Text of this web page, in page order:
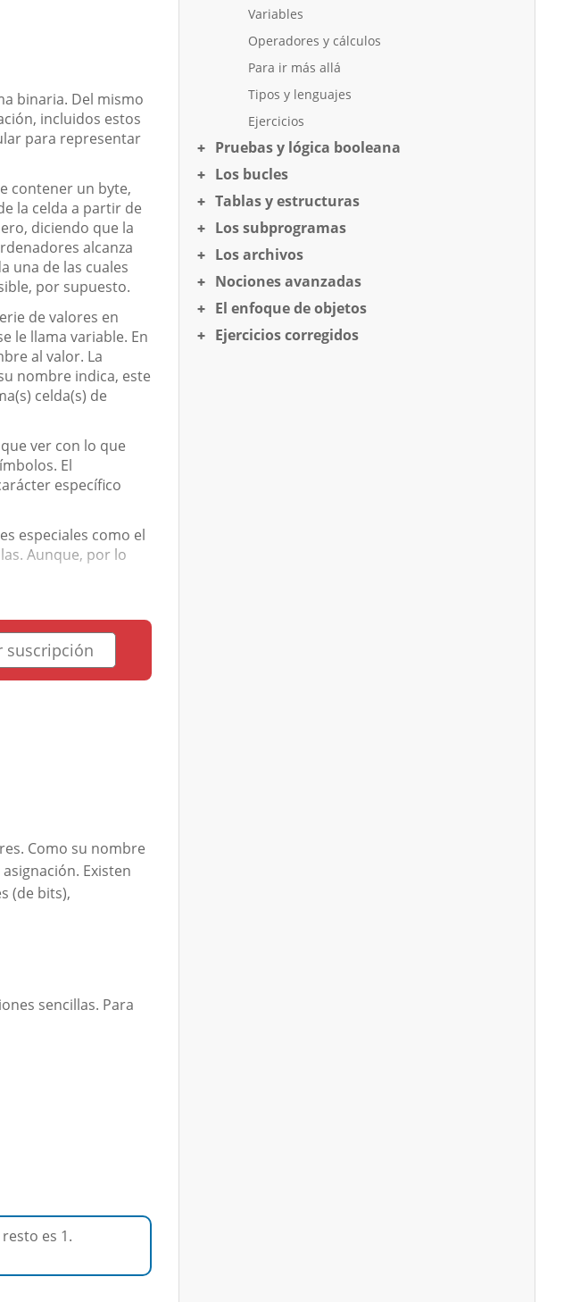
binaria. Del mismo
incluidos estos
para representar
contener un byte,
la celda a partir de
diciendo que la
alcanza
una de las cuales
por supuesto.
de valores en
le llama variable. En
al valor. La
nombre indica, este
celda(s) de
ver con lo que
El
específico
especiales como el
Aunque, por lo
suscripción
Como su nombre
Existen
(de bits),
sencillas. Para
es 1.
Variables
Operadores y cálculos
Para ir más allá
Tipos y lenguajes
Ejercicios
Pruebas y lógica booleana
Los bucles
Tablas y estructuras
Los subprogramas
Los archivos
Nociones avanzadas
El enfoque de objetos
Ejercicios corregidos